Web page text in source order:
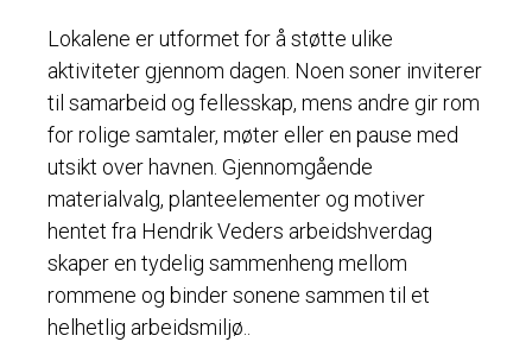
Lokalene er utformet for å støtte ulike
aktiviteter gjennom dagen. Noen soner inviterer
til samarbeid og fellesskap, mens andre gir rom
for rolige samtaler, møter eller en pause med
utsikt over havnen. Gjennomgående
materialvalg, planteelementer og motiver
hentet fra Hendrik Veders arbeidshverdag
skaper en tydelig sammenheng mellom
rommene og binder sonene sammen til et
helhetlig arbeidsmiljø..